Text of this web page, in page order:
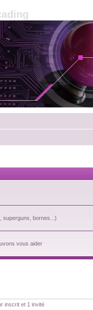
superguns, bornes...)
vous aider
inscrit et 1 invité